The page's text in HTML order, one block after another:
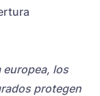
europea, los
protegen